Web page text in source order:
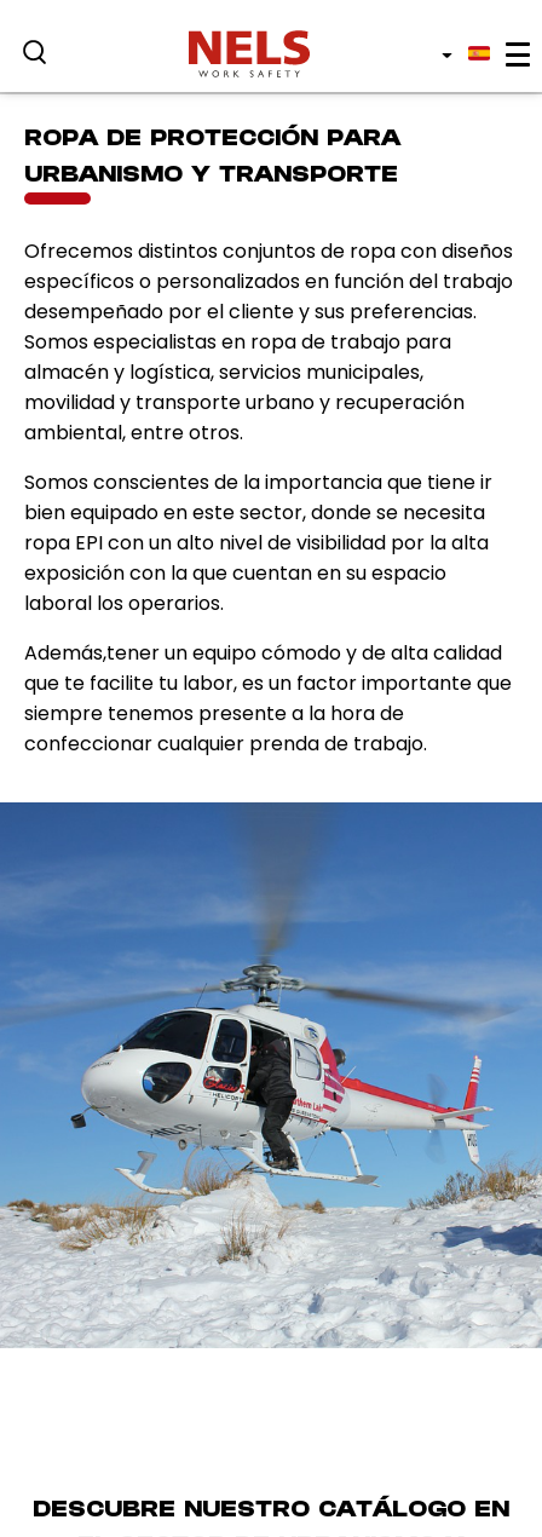
Sectores profesionales
Servicios y productos
Ropa de protección
Quienes somos
Sostenibilidad
Blog
ROPA DE PROTECCIÓN PARA
URBANISMO Y TRANSPORTE
Ofrecemos distintos conjuntos de ropa con diseños
específicos o personalizados en función del trabajo
desempeñado por el cliente y sus preferencias.
Somos especialistas en ropa de trabajo para
almacén y logística, servicios municipales,
movilidad y transporte urbano y recuperación
ambiental, entre otros.
Somos conscientes de la importancia que tiene ir
bien equipado en este sector, donde se necesita
ropa EPI con un alto nivel de visibilidad por la alta
exposición con la que cuentan en su espacio
laboral los operarios.
Además,tener un equipo cómodo y de alta calidad
que te facilite tu labor, es un factor importante que
siempre tenemos presente a la hora de
confeccionar cualquier prenda de trabajo.
DESCUBRE NUESTRO CATÁLOGO EN